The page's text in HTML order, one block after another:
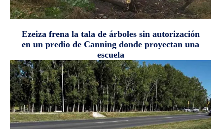
Ezeiza frena la tala de árboles sin autorización
en un predio de Canning donde proyectan una
escuela